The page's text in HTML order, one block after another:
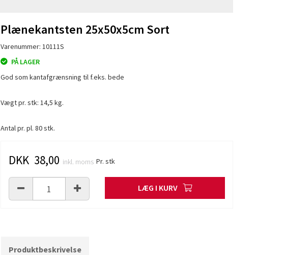
Plænekantsten 25x50x5cm Sort
Varenummer: 10111S
PÅ LAGER
God som kantafgrænsning til f.eks. bede
Vægt pr. stk: 14,5 kg.
Antal pr. pl. 80 stk.
DKK 38,00 inkl. moms Pr. stk
LÆG I KURV
Produktbeskrivelse